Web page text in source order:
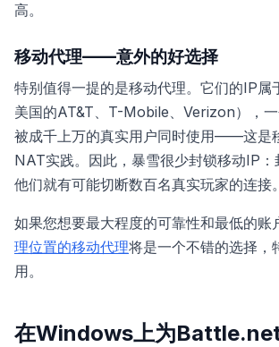
高。
移动代理——意外的好选择
特别值得一提的是移动代理。它们的IP属
美国的AT&T、T-Mobile、Verizon），
被成千上万的真实用户同时使用——这是
NAT实践。因此，暴雪很少封锁移动IP：
他们就有可能切断数百名真实玩家的连接。
如果您想要最大程度的可靠性和最低的
理位置的移动代理将是一个不错的选择，
用。
在Windows上为